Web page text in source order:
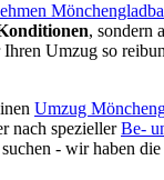
, sondern
Umzug so
Umzug
nach speziellerBe-
suchen - wir haben